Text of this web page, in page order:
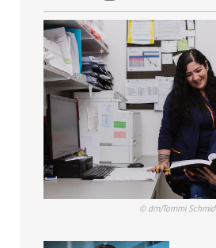
© dm/Tommi Schmid